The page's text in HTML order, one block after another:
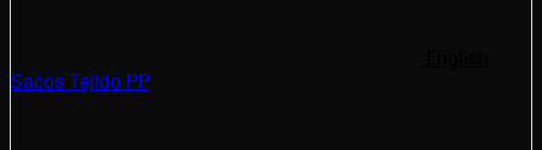
Sacos Tejido PP